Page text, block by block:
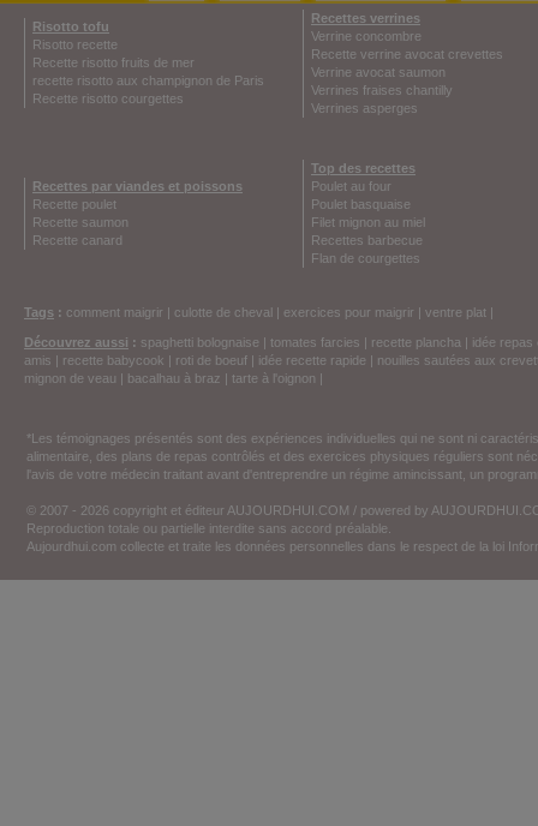
Risotto tofu
Risotto recette
Recette risotto fruits de mer
recette risotto aux champignon de Paris
Recette risotto courgettes
Recettes verrines
Verrine concombre
Recette verrine avocat crevettes
Verrine avocat saumon
Verrines fraises chantilly
Verrines asperges
Recettes par viandes et poissons
Recette poulet
Recette saumon
Recette canard
Top des recettes
Poulet au four
Poulet basquaise
Filet mignon au miel
Recettes barbecue
Flan de courgettes
Tags : comment maigrir | culotte de cheval | exercices pour maigrir | ventre plat |
Découvrez aussi : spaghetti bolognaise | tomates farcies | recette plancha | idée repas
amis | recette babycook | roti de boeuf | idée recette rapide | nouilles sautées aux
mignon de veau | bacalhau à braz | tarte à l'oignon |
*Les témoignages présentés sont des expériences individuelles qui ne sont ni
alimentaire, des plans de repas contrôlés et des exercices physiques réguliers sont
l'avis de votre médecin traitant avant d'entreprendre un régime amincissant, un
© 2007 - 2026 copyright et éditeur AUJOURDHUI.COM / powered by
Reproduction totale ou partielle interdite sans accord préalable.
Aujourdhui.com collecte et traite les données personnelles dans le respect de la loi